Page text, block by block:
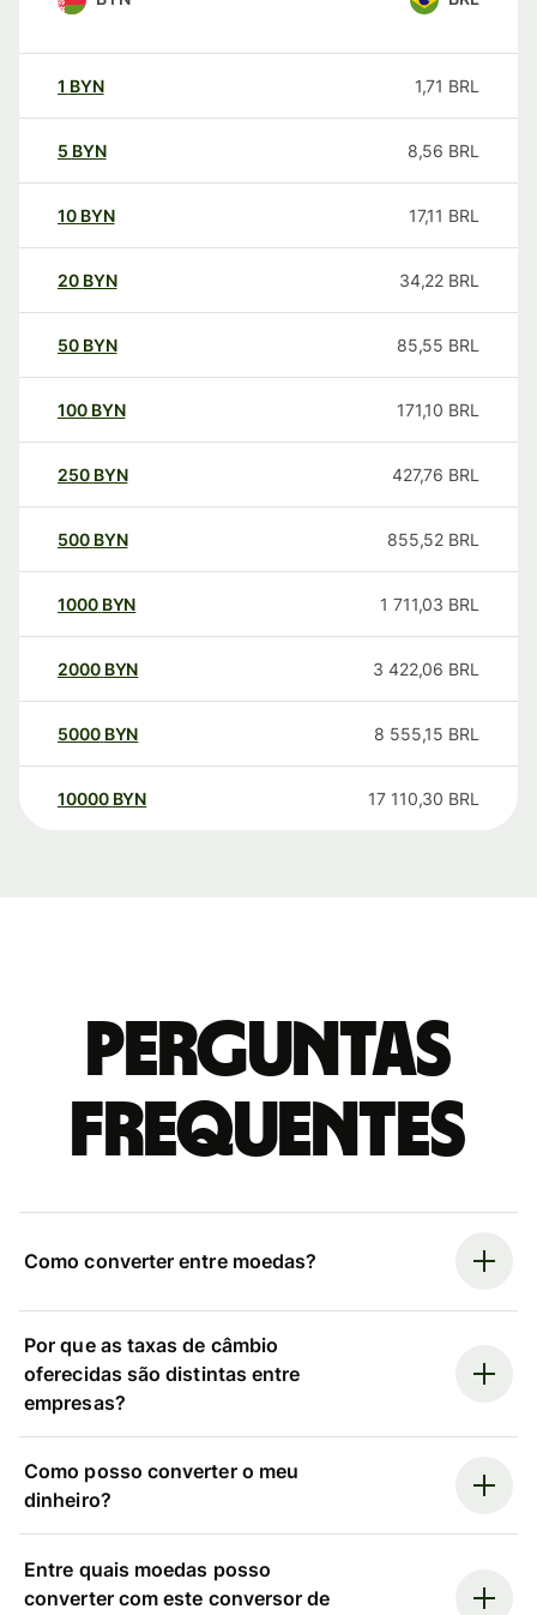
1 BYN 1,71 BRL
5 BYN 8,56 BRL
10 BYN 17,11 BRL
20 BYN 34,22 BRL
50 BYN 85,55 BRL
100 BYN 171,10 BRL
250 BYN 427,76 BRL
500 BYN 855,52 BRL
1000 BYN 1 711,03 BRL
2000 BYN 3 422,06 BRL
5000 BYN 8 555,15 BRL
10000 BYN 17 110,30 BRL
Perguntas
frequentes
Como converter entre moedas?
Por que as taxas de câmbio
oferecidas são distintas entre
empresas?
Como posso converter o meu
dinheiro?
Entre quais moedas posso
converter com este conversor de